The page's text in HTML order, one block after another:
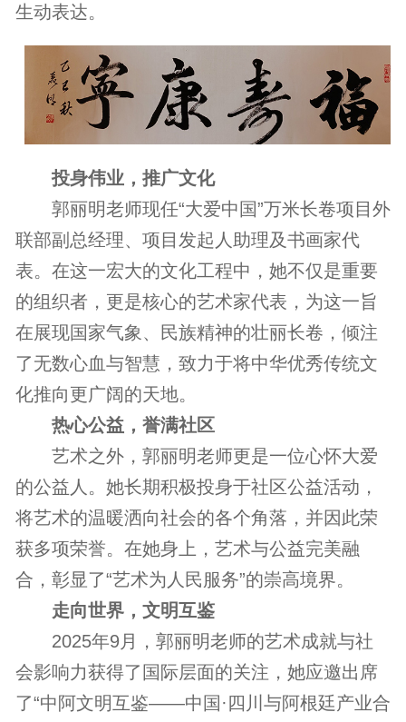
生动表达。
投身伟业，推广文化
郭丽明老师现任“大爱中国”万米长卷项目外
联部副总经理、项目发起人助理及书画家代
表。在这一宏大的文化工程中，她不仅是重要
的组织者，更是核心的艺术家代表，为这一旨
在展现国家气象、民族精神的壮丽长卷，倾注
了无数心血与智慧，致力于将中华优秀传统文
化推向更广阔的天地。
热心公益，誉满社区
艺术之外，郭丽明老师更是一位心怀大爱
的公益人。她长期积极投身于社区公益活动，
将艺术的温暖洒向社会的各个角落，并因此荣
获多项荣誉。在她身上，艺术与公益完美融
合，彰显了“艺术为人民服务”的崇高境界。
走向世界，文明互鉴
2025年9月，郭丽明老师的艺术成就与社
会影响力获得了国际层面的关注，她应邀出席
了“中阿文明互鉴——中国·四川与阿根廷产业合